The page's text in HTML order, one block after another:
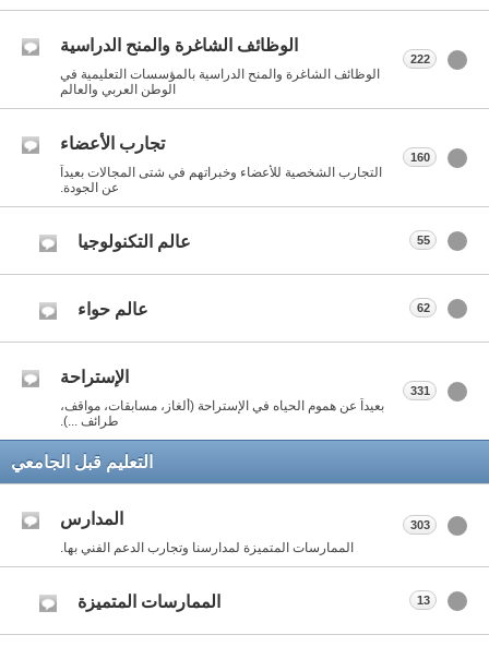
الوظائف الشاغرة والمنح الدراسية
الوظائف الشاغرة والمنح الدراسية بالمؤسسات التعليمية في
الوطن العربي والعالم
222
تجارب الأعضاء
التجارب الشخصية للأعضاء وخبراتهم في شتى المجالات بعيداً
عن الجودة.
160
عالم التكنولوجيا 55
عالم حواء 62
الإستراحة
بعيداً عن هموم الحياه في الإستراحة (ألغاز، مسابقات، مواقف،
طرائف ...).
331
التعليم قبل الجامعي
المدارس
الممارسات المتميزة لمدارسنا وتجارب الدعم الفني بها.
303
الممارسات المتميزة 13